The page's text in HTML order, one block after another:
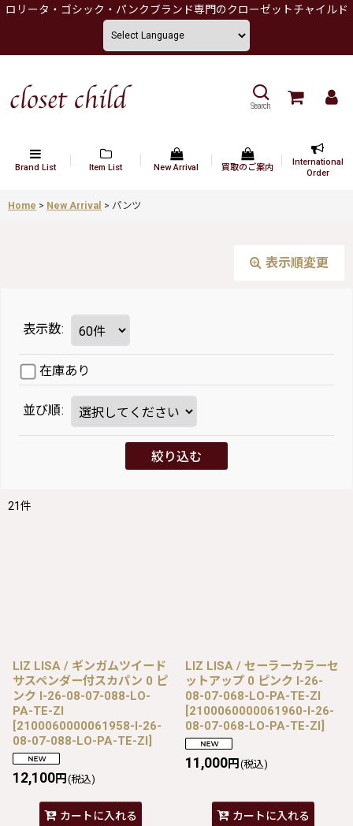
ロリータ・ゴシック・パンクブランド専門のクローゼットチャイルド
Search
Brand List Item List New Arrival 買取のご案内
International
Order
Home > New Arrival > パンツ
表示順変更
表示数:
在庫あり
並び順:
絞り込む
21件
LIZ LISA / ギンガムツイード
サスペンダー付スカパン 0 ピ
ンク I-26-08-07-088-LO-
PA-TE-ZI
[2100060000061958-I-26-
08-07-088-LO-PA-TE-ZI]
12,100円 (税込)
カートに入れる
LIZ LISA / セーラーカラーセ
ットアップ 0 ピンク I-26-
08-07-068-LO-PA-TE-ZI
[2100060000061960-I-26-
08-07-068-LO-PA-TE-ZI]
11,000円 (税込)
カートに入れる